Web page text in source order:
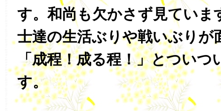
す。和尚も欠かさず見ていま
士達の生活ぶりや戦いぶりが
「成程！成る程！」とつい
す。